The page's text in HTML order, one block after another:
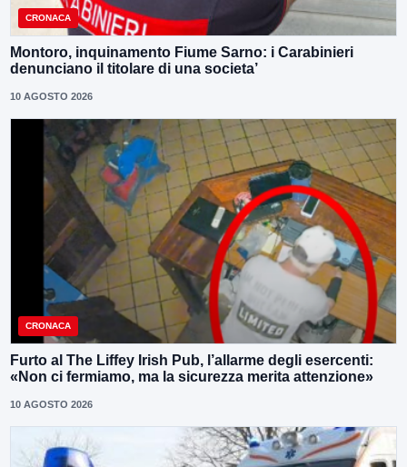
CRONACA
Montoro, inquinamento Fiume Sarno: i Carabinieri
denunciano il titolare di una societa’
10 AGOSTO 2026
CRONACA
Furto al The Liffey Irish Pub, l’allarme degli esercenti:
«Non ci fermiamo, ma la sicurezza merita attenzione»
10 AGOSTO 2026